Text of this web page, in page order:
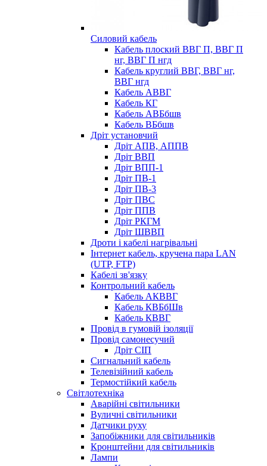
Силовий кабель
Кабель плоский ВВГ П, ВВГ П
нг, ВВГ П нгд
Кабель круглий ВВГ, ВВГ нг,
ВВГ нгд
Кабель АВВГ
Кабель КГ
Кабель АВБбшв
Кабель ВБбшв
Дріт установчий
Дріт АПВ, АППВ
Дріт ВВП
Дріт ВПП-1
Дріт ПВ-1
Дріт ПВ-3
Дріт ПВС
Дріт ППВ
Дріт РКГМ
Дріт ШВВП
Дроти і кабелі нагрівальні
Інтернет кабель, кручена пара LAN
(UTP, FTP)
Кабелі зв'язку
Контрольний кабель
Кабель АКВВГ
Кабель КВБбШв
Кабель КВВГ
Провід в гумовій ізоляції
Провід самонесучий
Дріт СІП
Сигнальний кабель
Телевізійний кабель
Термостійкий кабель
Світлотехніка
Аварійні світильники
Вуличні світильники
Датчики руху
Запобіжники для світильників
Кронштейни для світильників
Лампи